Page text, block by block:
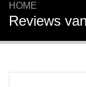
HOME
Reviews